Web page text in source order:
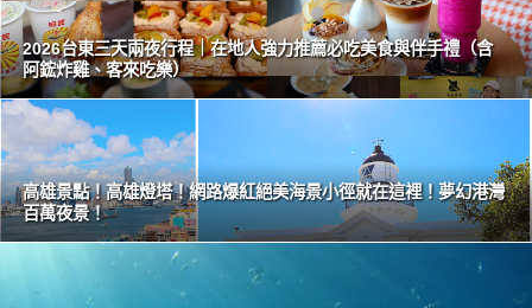
2026台東三天兩夜行程｜在地人強力推薦必吃美食與伴手禮（含
阿鋐炸雞、客來吃樂）
高雄景點！高雄燈塔！網路爆紅絕美海景小徑就在這裡！夢幻港灣
百萬夜景！